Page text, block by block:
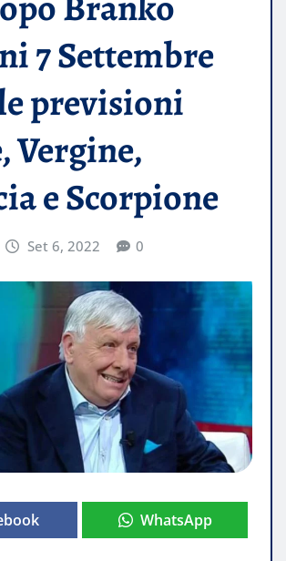
7 Settembre
previsioni
Vergine,
e Scorpione
Set 6, 2022 0
WhatsApp